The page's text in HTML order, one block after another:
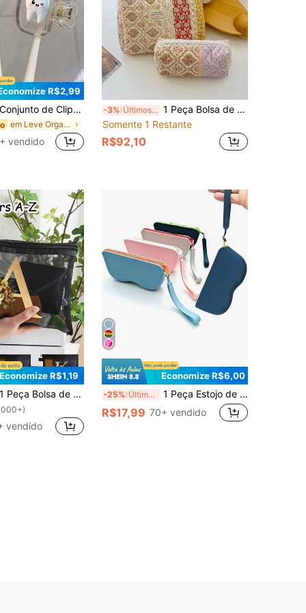
R$2,99
Conjunto de Clipe de Escova de Dentes com Estampa de Rosto Sorridente e Impressão de Dente, Adequado para Uso Doméstico e Viagens, Clipe de Armazenamento de Escova de Dentes Fofo, Adequado para Escola, Casa e Viagens, Melhor Presente para Família e Amigos, Design Portátil Conveniente para Carregar, Capa de Cabeça de Escova de Dentes à Prova de Poeira Adequada para Viagens, Melhor Escolha para Casais, Amigos, Família, Professores, Entusiastas de Viagens, Essencial para Casa
em Leve Organizadores de maquiagem
vendido
-3% Últimos 3 dias 1 Peça Bolsa de Cosméticos Acolchoada Floral Marrom com Zíper, Portátil e de Grande Capacidade, Adequada para Viagens e Férias. Pode Armazenar Absorventes, Protetores Diários, Chaves, Fones de Ouvido com Fio, Carregadores, Batons, Cosméticos, Perfumes, Pincéis de Maquiagem, Produtos de Cuidados com a Pele e Beleza, Tornando-a um Presente Ideal para Mulheres, Presente de Natal, Presente de Ano Novo, Presente para Amiga, Presente de Natal, Bolsa Pequena, Bolsa de Armazenamento de Cosméticos, Bolsa de Armazenamento de Pincéis, Mini Bolsa, Bolsa de Grande Capacidade, Presente para Mulheres, Presente de Natal, Presente Criativo para Mulheres, Bolsa de Cosméticos, Essencial de Viagem.
Somente 1 Restante
R$92,10
Economize R$1,19
1 Peça Bolsa de Maquiagem de Tela com Estampa Floral e Dourada de Letra, Organizador de Artigos de Toalete Ideal para Viagem para Evitar Acúmulo de Umidade, Nécessaire, Bolsa de Maquiagem, Essencial para Viagem
vendido
Economize R$6,00
-25% Últimos 3 dias 1 Peça Estojo de Óculos de Zíper de Silicone, Caixa à Prova d'Água e à Prova de Poeira Multifuncional Pequena para Óculos e Miudezas, Material de Silicone Protege as Lentes, Resistente a Arranhões, Bolsa de Óculos de Silicone Portátil e da Moda para Viagem
R$17,99 70+ vendido